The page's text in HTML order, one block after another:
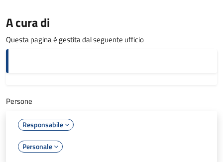
A cura di
Questa pagina è gestita dal seguente ufficio
Persone
Responsabile
Personale